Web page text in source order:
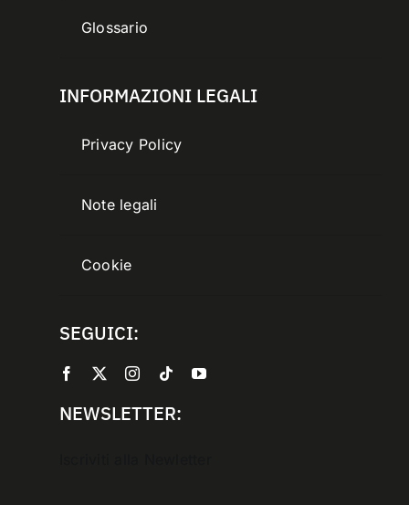
Glossario
INFORMAZIONI LEGALI
Privacy Policy
Note legali
Cookie
SEGUICI:
NEWSLETTER: